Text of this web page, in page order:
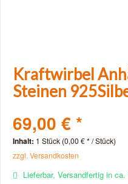
Kraftwirbel
Steinen
69,00 € *
Inhalt: 1 Stück (0,00 € * / Stück)
zzgl. Versandkosten
Lieferbar, Versandfertig in